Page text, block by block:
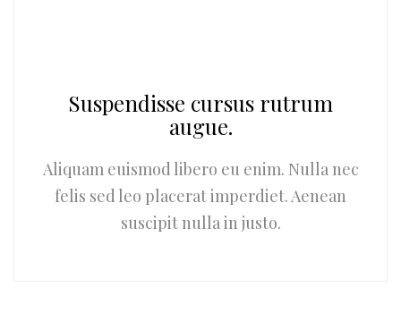
Suspendisse cursus rutrum
augue.
Aliquam euismod libero eu enim. Nulla nec
felis sed leo placerat imperdiet. Aenean
suscipit nulla in justo.